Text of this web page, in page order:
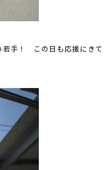
若手！ この日も応援にきて